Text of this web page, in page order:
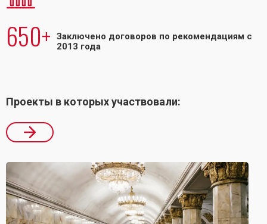
650+
Заключено договоров по рекомендациям с
2013 года
Проекты в которых участвовали: